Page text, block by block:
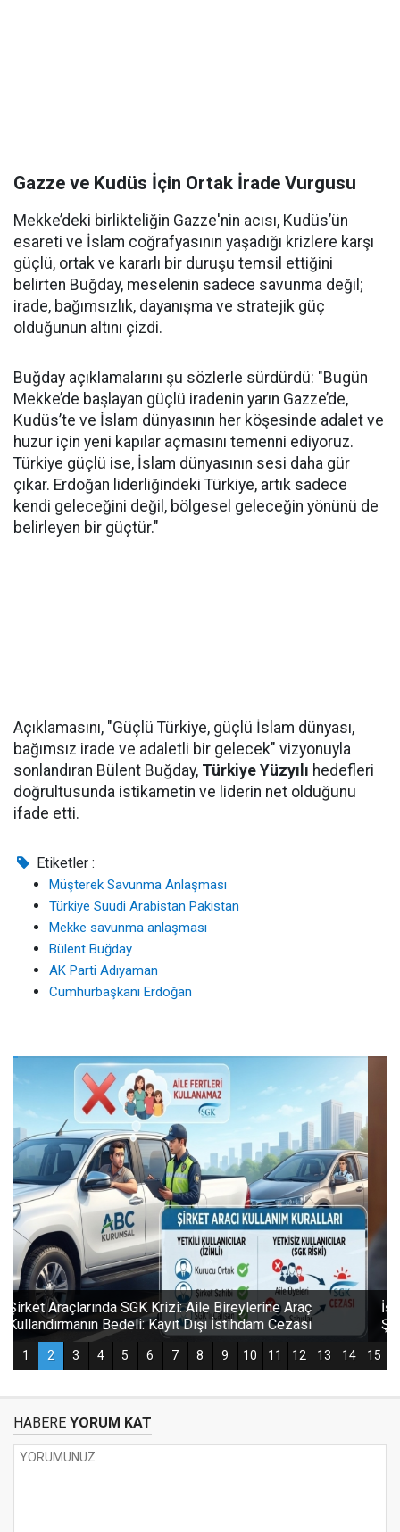
Gazze ve Kudüs İçin Ortak İrade Vurgusu
Mekke’deki birlikteliğin Gazze'nin acısı, Kudüs’ün
esareti ve İslam coğrafyasının yaşadığı krizlere karşı
güçlü, ortak ve kararlı bir duruşu temsil ettiğini
belirten Buğday, meselenin sadece savunma değil;
irade, bağımsızlık, dayanışma ve stratejik güç
olduğunun altını çizdi.
Buğday açıklamalarını şu sözlerle sürdürdü: "Bugün
Mekke’de başlayan güçlü iradenin yarın Gazze’de,
Kudüs’te ve İslam dünyasının her köşesinde adalet ve
huzur için yeni kapılar açmasını temenni ediyoruz.
Türkiye güçlü ise, İslam dünyasının sesi daha gür
çıkar. Erdoğan liderliğindeki Türkiye, artık sadece
kendi geleceğini değil, bölgesel geleceğin yönünü de
belirleyen bir güçtür."
Açıklamasını, "Güçlü Türkiye, güçlü İslam dünyası,
bağımsız irade ve adaletli bir gelecek" vizyonuyla
sonlandıran Bülent Buğday, Türkiye Yüzyılı hedefleri
doğrultusunda istikametin ve liderin net olduğunu
ifade etti.
Etiketler :
Müşterek Savunma Anlaşması
Türkiye Suudi Arabistan Pakistan
Mekke savunma anlaşması
Bülent Buğday
AK Parti Adıyaman
Cumhurbaşkanı Erdoğan
HABERE YORUM KAT